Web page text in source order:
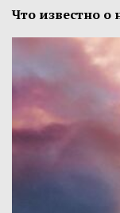
Что известно